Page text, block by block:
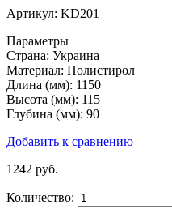
Артикул: KD201
Параметры
Страна: Украина
Материал: Полистирол
Длина (мм): 1150
Высота (мм): 115
Глубина (мм): 90
Добавить к сравнению
1242 руб.
Количество: